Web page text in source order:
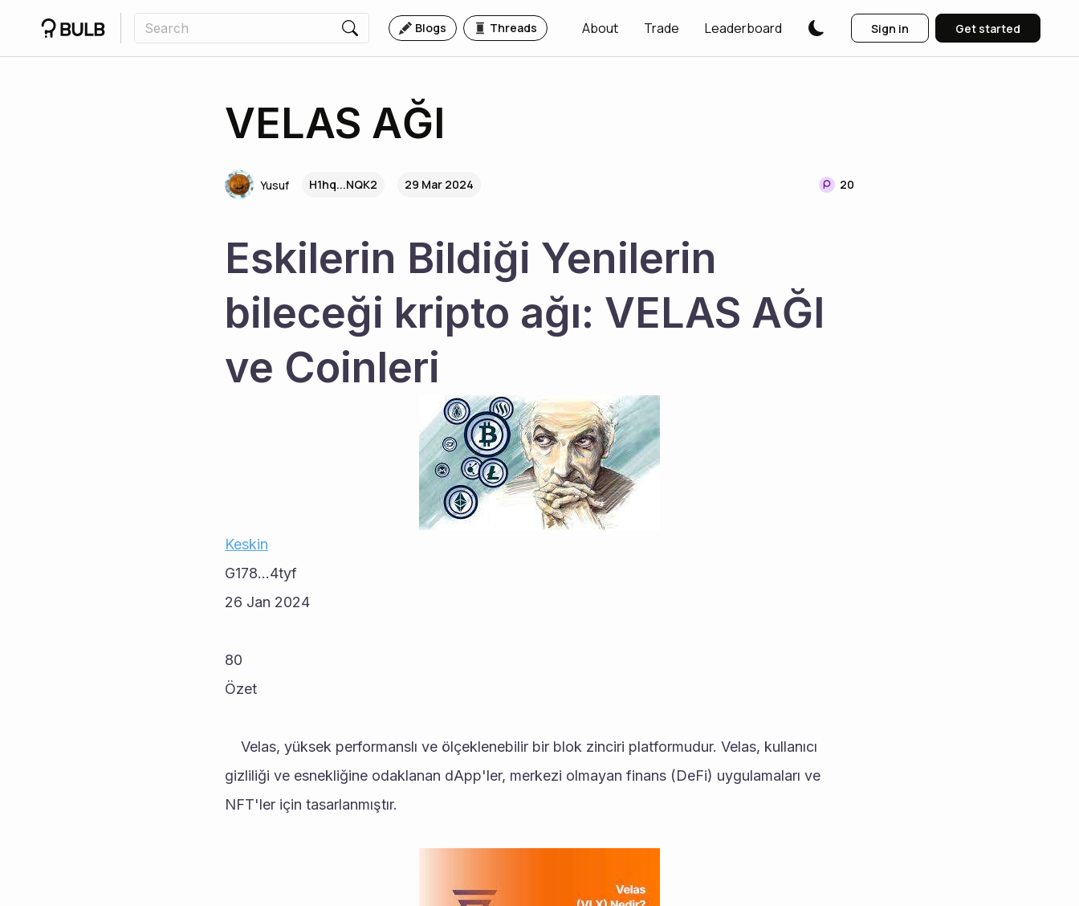
Blogs Threads About Trade Leaderboard Sign in Get started
VELAS AĞI
Yusuf H1hq...NQK2 29 Mar 2024 20
Eskilerin Bildiği Yenilerin
bileceği kripto ağı: VELAS AĞI
ve Coinleri
Keskin
G178...4tyf
26 Jan 2024
80
Özet
gizliliği ve esnekliğine odaklanan dApp'ler, merkezi olmayan finans (DeFi) uygulamaları ve
NFT'ler için tasarlanmıştır.